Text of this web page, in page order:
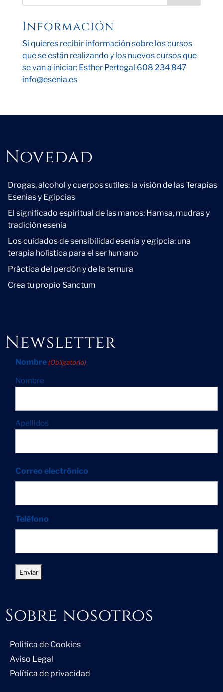
Información
Si quieres recibir información sobre los cursos
que se están realizando y los nuevos cursos que
se van a iniciar: Esther Pertegal 608 234 847
info@esenia.es
Novedad
Novedad
Drogas, alcohol y cuerpos sutiles: la visión de las Terapias
Esenias y Egipcias
El significado espiritual de las manos: Hamsa, mudras y
tradición esenia
Los cuidados de sensibilidad esenia y egipcia: una
terapia holística para el ser humano
Práctica del perdón y de la ternura
Crea tu propio Sanctum
Newsletter
Nombre (Obligatorio)
Nombre
Apellidos
Correo electrónico
Teléfono
Sobre nosotros
Politica de Cookies
Aviso Legal
Política de privacidad